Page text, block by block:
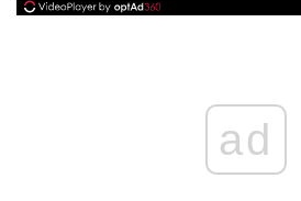
ad